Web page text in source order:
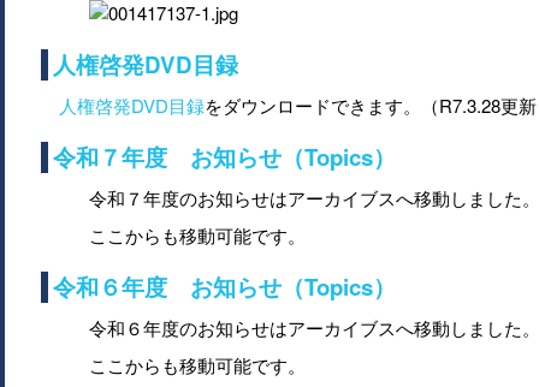
人権啓発DVD目録
人権啓発DVD目録をダウンロードできます。（R7.3.28更
令和７年度 お知らせ（Topics）
令和７年度のお知らせはアーカイブスへ移動しました。
ここからも移動可能です。
令和６年度 お知らせ（Topics）
令和６年度のお知らせはアーカイブスへ移動しました。
ここからも移動可能です。